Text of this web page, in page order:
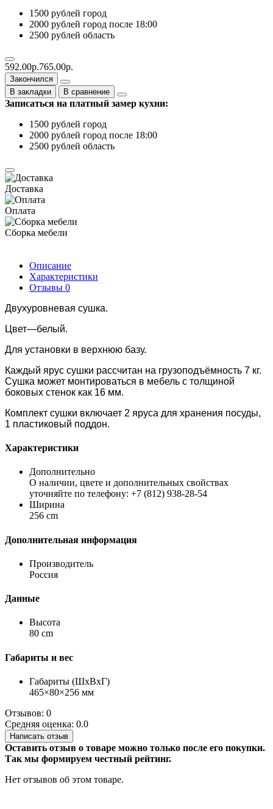
1500 рублей город
2000 рублей город после 18:00
2500 рублей область
592.00р.765.00р.
Закончился
В закладки
В сравнение
Записаться на платный замер кухни:
1500 рублей город
2000 рублей город после 18:00
2500 рублей область
Доставка
Оплата
Сборка мебели
Описание
Характеристики
Отзывы 0
Двухуровневая сушка.
Цвет—белый.
Для установки в верхнюю базу.
Каждый ярус сушки рассчитан на грузоподъёмность 7 кг.
Сушка может монтироваться в мебель с толщиной
боковых стенок как 16 мм.
Комплект сушки включает 2 яруса для хранения посуды,
1 пластиковый поддон.
Характеристики
Дополнительно
О наличии, цвете и дополнительных свойствах
уточняйте по телефону: +7 (812) 938-28-54
Ширина
256 cm
Дополнительная информация
Производитель
Россия
Данные
Высота
80 cm
Габариты и вес
Габариты (ШхВхГ)
465×80×256 мм
Отзывов: 0
Средняя оценка: 0.0
Написать отзыв
Оставить отзыв о товаре можно только после его покупки.
Так мы формируем честный рейтинг.
Нет отзывов об этом товаре.